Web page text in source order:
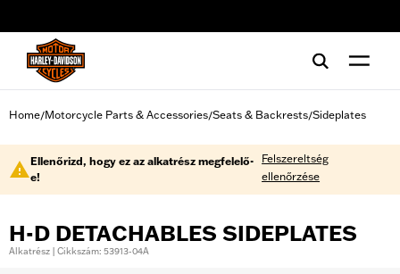
Home/Motorcycle Parts & Accessories/Seats & Backrests/Sideplates
Ellenőrizd, hogy ez az alkatrész megfelelő-
e!
Felszereltség
ellenőrzése
H-D DETACHABLES SIDEPLATES
Alkatrész | Cikkszám: 53913-04A